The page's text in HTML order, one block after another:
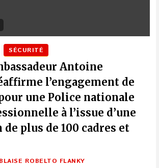
SÉCURITÉ
Antoine
l’engagement de
une Police nationale
à l’issue d’une
plus de 100 cadres et
BLAISE ROBELTO FLANKY